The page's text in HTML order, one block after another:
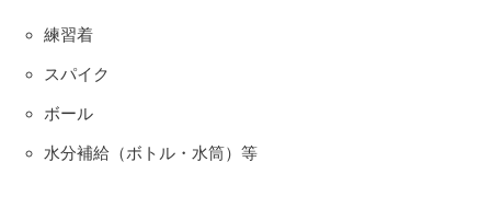
練習着
スパイク
ボール
水分補給（ボトル・水筒）等